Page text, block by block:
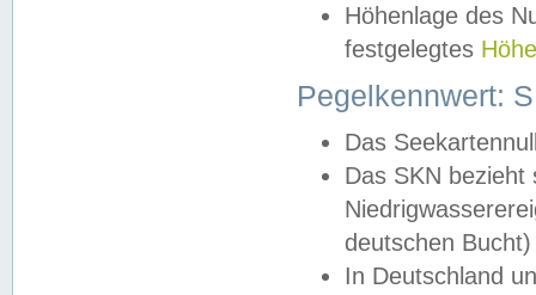
Höhenlage des
festgelegtes
Pegelkennwert:
Das
Das SKN
deutschen
In Deutschland